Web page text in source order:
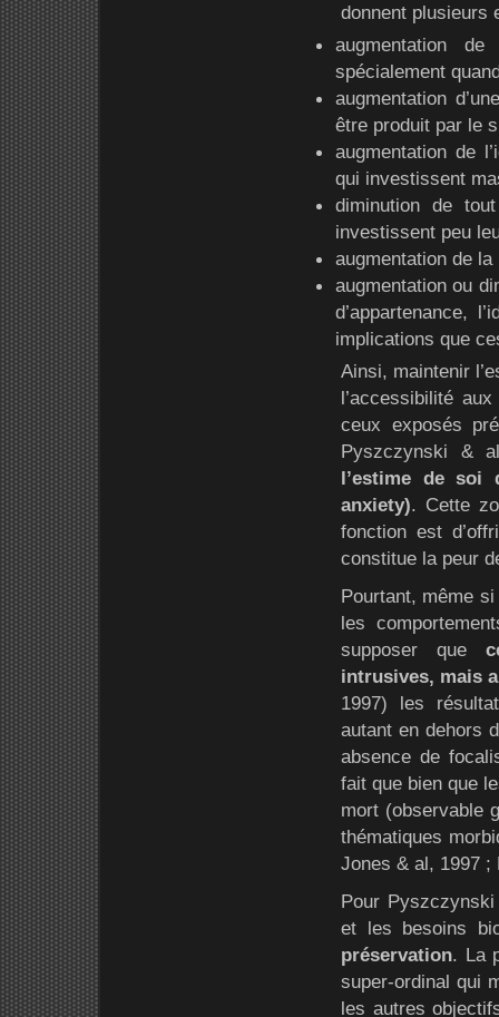
donnent plusieurs
augmentation
spécialement
augmentation
être produit par le
augmentation de
qui investissent
diminution de
investissent peu
augmentation de
augmentation ou
d’appartenance,
implications que
Ainsi, maintenir
l’accessibilité
ceux exposés
Pyszczynski &
l’estime de soi
anxiety). Cette
fonction est
constitue la peur
Pourtant, même
les
supposer que
intrusives, mais
1997) les
autant en dehors
absence de
fait que bien que
mort (observable
thématiques
Jones & al, 1997
Pour
et les besoins
préservation. La
super-ordinal qui
les autres